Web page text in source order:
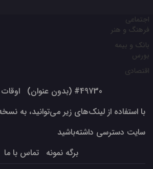
اجتماعی
فرهنگ و هنر
بانک و بیمه
بورس
اقتصادی
#49730 (بدون عنوان)
سایت دسترسی داشته‌باشید
برگه نمونه
تماس با ما